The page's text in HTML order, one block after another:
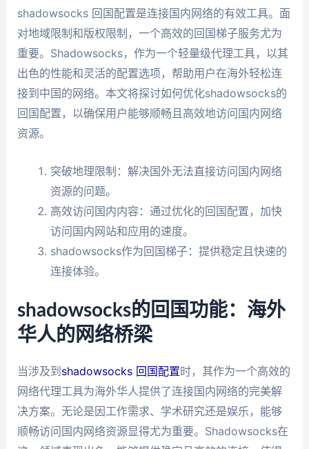
shadowsocks 回国配置是连接国内网络的有效工具。面
对地域限制和版权限制，一个高效的回国梯子服务尤为
重要。Shadowsocks，作为一个轻量级代理工具，以其
出色的性能和灵活的配置选项，帮助用户在海外轻松连
接到中国的网络。本文将探讨如何优化shadowsocks的
回国配置，以确保用户能够顺畅且高效地访问国内网络
资源。
突破地理限制：解决国外无法直接访问国内网络
资源的问题。
高效访问国内内容：通过优化的回国配置，加快
访问国内网站和应用的速度。
shadowsocks作为回国梯子：提供稳定且快速的
连接体验。
shadowsocks的回国功能：海外
华人的网络桥梁
当涉及到shadowsocks 回国配置时，其作为一个高效的
网络代理工具为海外华人提供了连接国内网络的完美解
决方案。无论是因工作需求、学术研究还是娱乐，能够
顺畅访问国内网络资源显得尤为重要。Shadowsocks在